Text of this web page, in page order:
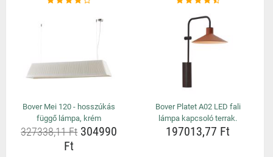
Bover Mei 120 - hosszúkás
függő lámpa, krém
327338,11 Ft304990
Ft
Bover Platet A02 LED fali
lámpa kapcsoló terrak.
197013,77 Ft